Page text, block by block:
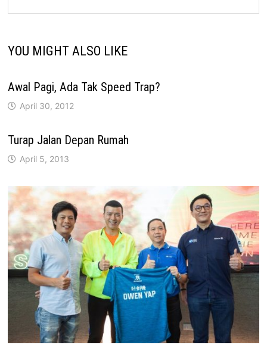
YOU MIGHT ALSO LIKE
Awal Pagi, Ada Tak Speed Trap?
April 30, 2012
Turap Jalan Depan Rumah
April 5, 2013